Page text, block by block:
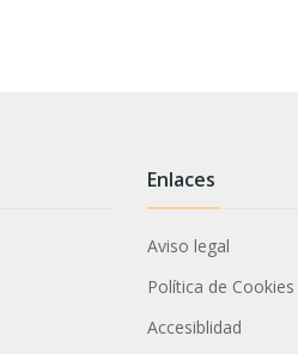
Enlaces
Aviso legal
Política de Cookies
Accesiblidad